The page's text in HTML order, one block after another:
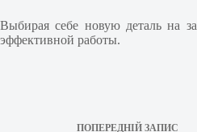
Выбирая себе новую деталь на
эффективной работы.
ПОПЕРЕДНІЙ ЗАПИС